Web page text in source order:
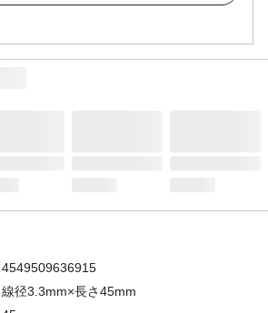
4549509636915
線径3.3mm×長さ45mm